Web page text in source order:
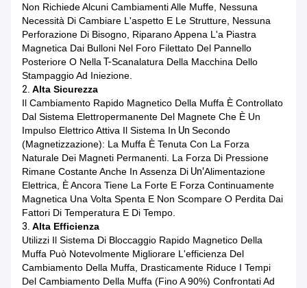
Non Richiede Alcuni Cambiamenti Alle Muffe, Nessuna
Necessità Di Cambiare L'aspetto E Le Strutture, Nessuna
Perforazione Di Bisogno, Riparano Appena L'a Piastra
Magnetica Dai Bulloni Nel Foro Filettato Del Pannello
Posteriore O Nella T-Scanalatura Della Macchina Dello
Stampaggio Ad Iniezione.
2. Alta Sicurezza
Il Cambiamento Rapido Magnetico Della Muffa È Controllato
Dal Sistema Elettropermanente Del Magnete Che È Un
Impulso Elettrico Attiva Il Sistema In Un Secondo
(magnetizzazione): La Muffa È Tenuta Con La Forza
Naturale Dei Magneti Permanenti. La Forza Di Pressione
Rimane Costante Anche In Assenza Di Un'Alimentazione
Elettrica, È Ancora Tiene La Forte E Forza Continuamente
Magnetica Una Volta Spenta E Non Scompare O Perdita Dai
Fattori Di Temperatura E Di Tempo.
3. Alta Efficienza
Utilizzi Il Sistema Di Bloccaggio Rapido Magnetico Della
Muffa Può Notevolmente Migliorare L'efficienza Del
Cambiamento Della Muffa, Drasticamente Riduce I Tempi
Del Cambiamento Della Muffa (fino A 90%) Confrontati Ad